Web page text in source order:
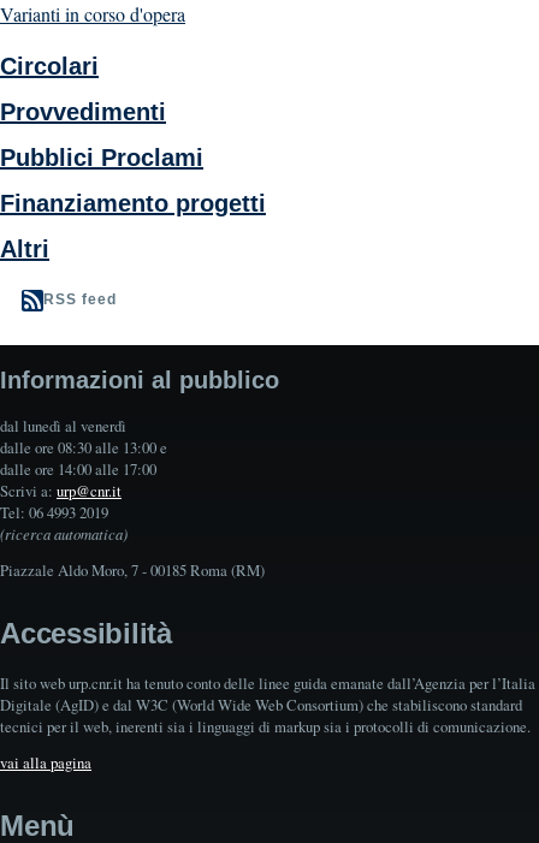
Varianti in corso d'opera
Circolari
Provvedimenti
Pubblici Proclami
Finanziamento progetti
Altri
RSS feed
Informazioni al pubblico
dal lunedì al venerdì
dalle ore 08:30 alle 13:00 e
dalle ore 14:00 alle 17:00
Scrivi a: urp@cnr.it
Tel: 06 4993 2019
(ricerca automatica)
Piazzale Aldo Moro, 7 - 00185 Roma (RM)
Accessibilità
Il sito web urp.cnr.it ha tenuto conto delle linee guida emanate dall’Agenzia per l’Italia
Digitale (AgID) e dal W3C (World Wide Web Consortium) che stabiliscono standard
tecnici per il web, inerenti sia i linguaggi di markup sia i protocolli di comunicazione.
vai alla pagina
Menù